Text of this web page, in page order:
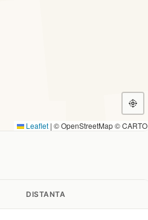
Leaflet | © OpenStreetMap © CARTO
DISTANTA